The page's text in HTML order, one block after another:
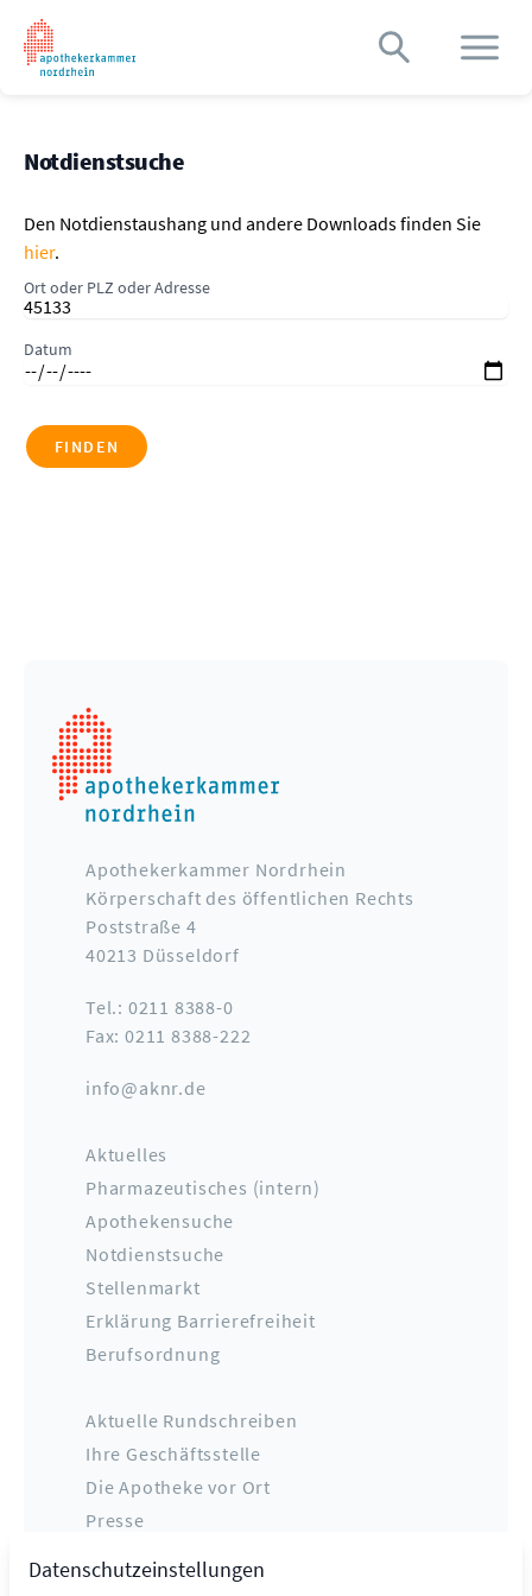
Notdienstsuche
Den Notdienstaushang und andere Downloads finden Sie
hier.
Ort oder PLZ oder Adresse
Datum
FINDEN
Apothekerkammer Nordrhein
Körperschaft des öffentlichen Rechts
Poststraße 4
40213 Düsseldorf
Tel.: 0211 8388-0
Fax: 0211 8388-222
info@aknr.de
Aktuelles
Pharmazeutisches (intern)
Apothekensuche
Notdienstsuche
Stellenmarkt
Erklärung Barrierefreiheit
Berufsordnung
Aktuelle Rundschreiben
Ihre Geschäftsstelle
Die Apotheke vor Ort
Presse
Datenschutzeinstellungen